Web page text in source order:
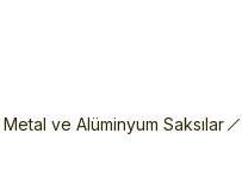
Metal ve Alüminyum Saksılar